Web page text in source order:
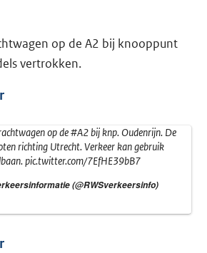
op de A2 bij knooppunt
vertrokken.
op de#A2bij knp. Oudenrijn. De
richting Utrecht. Verkeer kan gebruik
pic.twitter.com/7EfHE39bB7
(@RWSverkeersinfo)